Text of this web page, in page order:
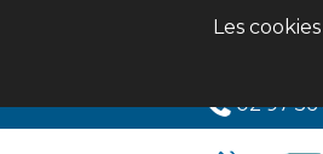
Les
02 97 56